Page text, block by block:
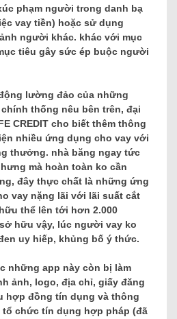
phạm người trong danh bạ
vay tiền) hoặc sử dụng
người khác. khác với mục
tiêu gây sức ép buộc người
lường đảo của những
thống nêu bên trên, đại
CREDIT cho biết thêm thông
nhiều ứng dụng cho vay với
thưởng. nhà băng ngay tức
mà hoàn toàn ko cần
đây thực chất là những ứng
vay nặng lãi với lãi suất cắt
thể lên tới hơn 2.000
hữu vậy, lúc người vay ko
uy hiếp, khủng bố ý thức.
những app này còn bị làm
ảnh, logo, địa chỉ, giấy đăng
hợp đồng tín dụng và thông
chức tín dụng hợp pháp (đã